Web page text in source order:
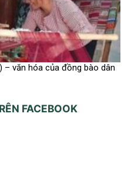
– văn hóa của đồng bào dân
FACEBOOK